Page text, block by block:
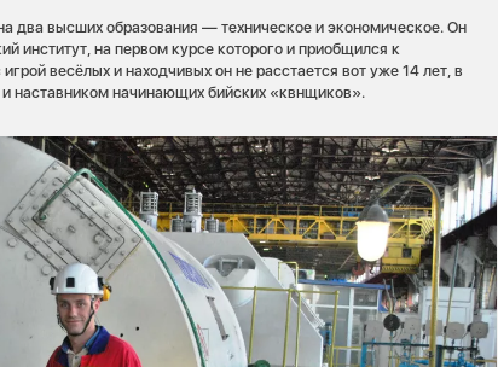
два высших образования — техническое и экономическое. Он
институт, на первом курсе которого и приобщился к
весёлых и находчивых он не расстается вот уже 14 лет, в
наставником начинающих бийских «квнщиков».